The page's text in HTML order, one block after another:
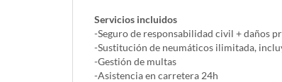
Servicios incluidos
-Seguro de responsabilidad civil + daños
-Sustitución de neumáticos ilimitada,
-Gestión de multas
-Asistencia en carretera 24h